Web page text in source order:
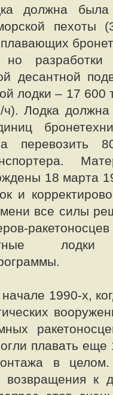
должна была
пехоты
разработки
десантной
лодки – 17 600
Лодка
перевозить
18 марта
и
все силы
1990-х,
плавать еще
в целом.
возвращения к